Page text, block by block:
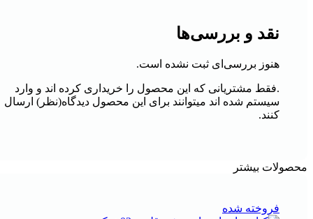
نقد و بررسی‌ها
هنوز بررسی‌ای ثبت نشده است.
.فقط مشتریانی که این محصول را خریداری کرده اند و وارد
سیستم شده اند میتوانند برای این محصول دیدگاه(نظر) ارسال
کنند.
محصولات بیشتر
فروخته شده